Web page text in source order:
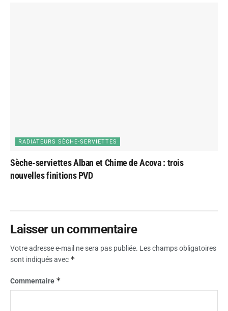
RADIATEURS SÈCHE-SERVIETTES
Sèche-serviettes Alban et Chime de Acova : trois
nouvelles finitions PVD
Laisser un commentaire
Votre adresse e-mail ne sera pas publiée. Les champs obligatoires
sont indiqués avec *
Commentaire *